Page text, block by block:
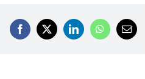
Facebook
X LinkedInWhatsApp
Email